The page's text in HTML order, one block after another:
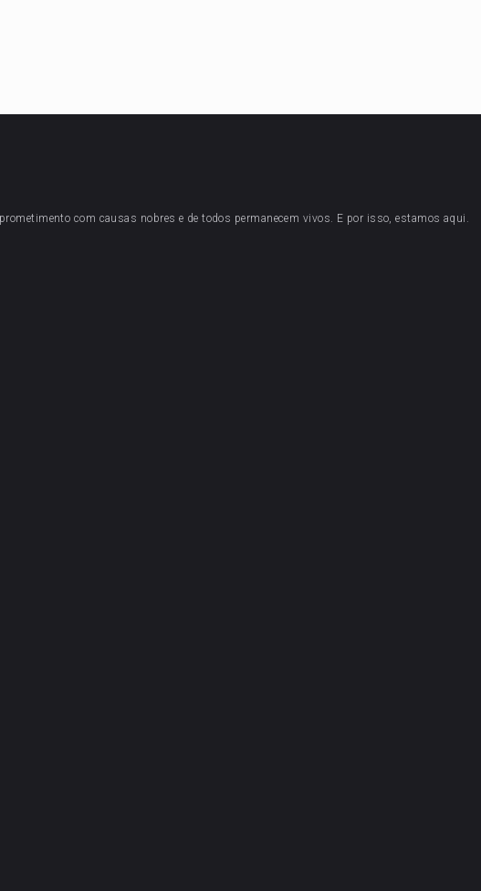
com causas nobres e de todos permanecem vivos. E por isso, estamos aqui.